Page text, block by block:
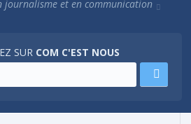
journalisme et en communication
SUR COM C'EST NOUS